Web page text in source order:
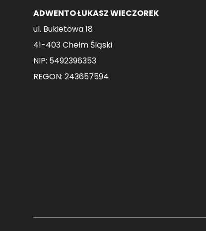
ADWENTO ŁUKASZ WIECZOREK
ul. Bukietowa 18
41-403 Chełm Śląski
NIP: 5492396353
REGON: 243657594